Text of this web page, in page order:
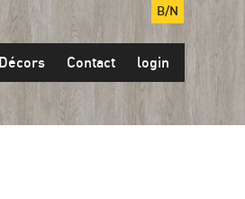
B/N
Décors Contact login